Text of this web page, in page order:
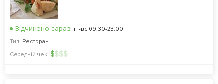
Відчинено зараз пн-вс 09:30-23:00
Тип: Ресторан
Середній чек: $$$$